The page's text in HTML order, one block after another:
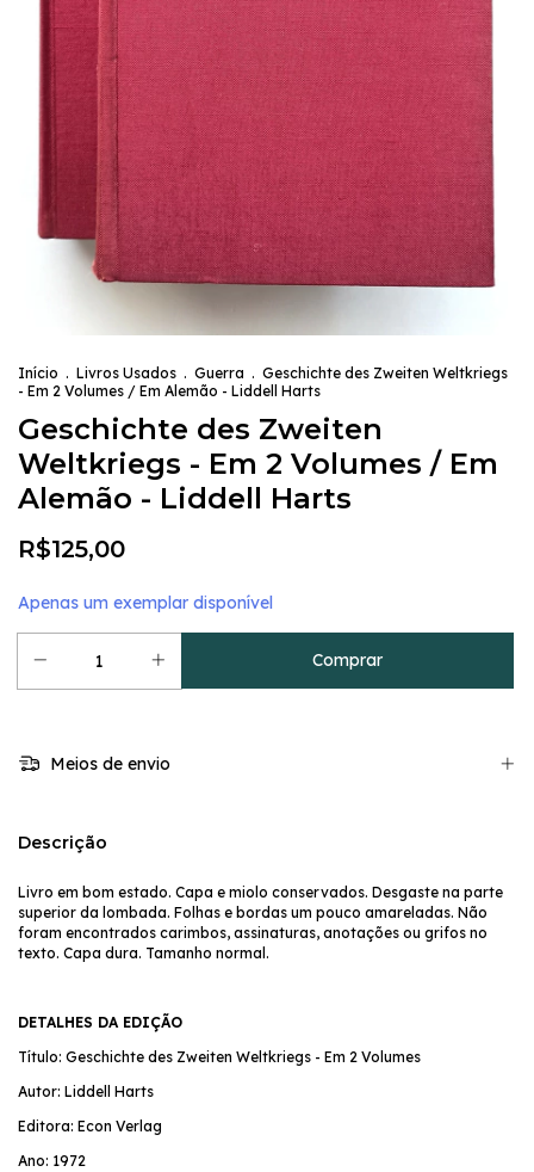
Início . Livros Usados . Guerra . Geschichte des Zweiten Weltkriegs
- Em 2 Volumes / Em Alemão - Liddell Harts
Geschichte des Zweiten
Weltkriegs - Em 2 Volumes / Em
Alemão - Liddell Harts
R$125,00
Apenas um exemplar disponível
Meios de envio
Descrição
Livro em bom estado. Capa e miolo conservados. Desgaste na parte
superior da lombada. Folhas e bordas um pouco amareladas. Não
foram encontrados carimbos, assinaturas, anotações ou grifos no
texto. Capa dura. Tamanho normal.
DETALHES DA EDIÇÃO
Título: Geschichte des Zweiten Weltkriegs - Em 2 Volumes
Autor: Liddell Harts
Editora: Econ Verlag
Ano: 1972